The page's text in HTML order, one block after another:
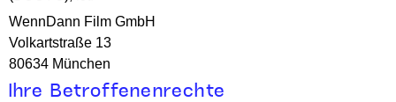
WennDann Film GmbH
Volkartstraße 13
80634 München
Ihre Betroffenenrechte